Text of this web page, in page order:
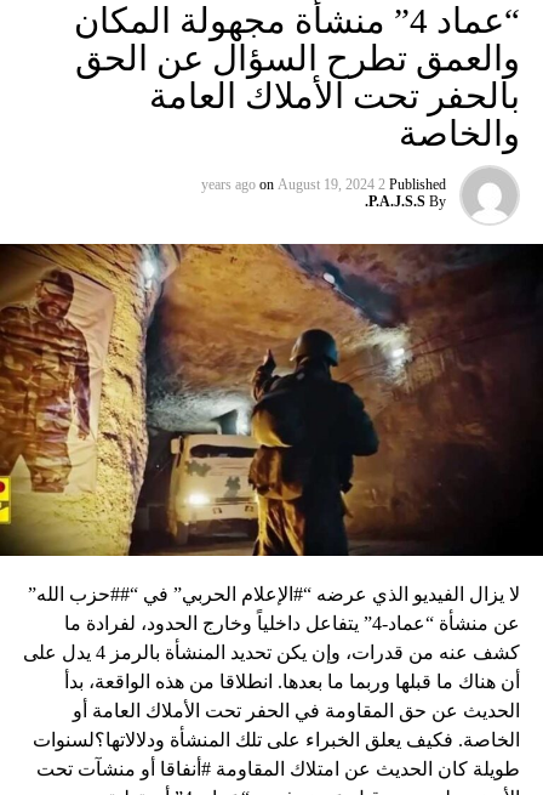
“عماد 4” منشأة مجهولة المكان
والعمق تطرح السؤال عن الحق
بالحفر تحت الأملاك العامة
والخاصة
Published
2 years ago
on August 19, 2024
By
P.A.J.S.S.
لا يزال الفيديو الذي عرضه “#الإعلام الحربي” في “##حزب الله”
عن منشأة “عماد-4” يتفاعل داخلياً وخارج الحدود، لفرادة ما
كشف عنه من قدرات، وإن يكن تحديد المنشأة بالرمز 4 يدل على
أن هناك ما قبلها وربما ما بعدها. انطلاقا من هذه الواقعة، بدأ
الحديث عن حق المقاومة في الحفر تحت الأملاك العامة أو
الخاصة. فكيف يعلق الخبراء على تلك المنشأة ودلالاتها؟لسنوات
طويلة كان الحديث عن امتلاك المقاومة #أنفاقا أو منشآت تحت